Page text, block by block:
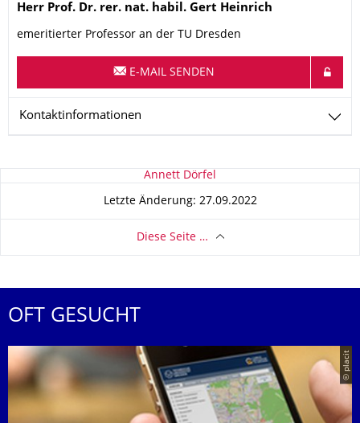
Name
Herr Prof. Dr. rer. nat. habil. Gert Heinrich
emeritierter Professor an der TU Dresden
E-MAIL SENDEN
Kontaktinformationen
Zu dieser Seite Annett Dörfel
Letzte Änderung: 27.09.2022
Diese Seite …
OFT GESUCHT
© placit